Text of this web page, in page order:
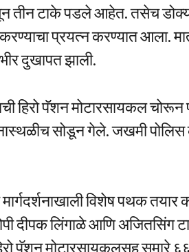
तीन टाके पडले आहेत. तसेच
प्रयत्न करण्यात आला.
दुखापत झाली.
हिरो पॅशन मोटारसायकल
सोडून गेले. जखमी पोलिस
विशेष पथक
दीपक लिंगाळे आणि अजितसिंग
पॅशन मोटारसायकलसह सुमारे